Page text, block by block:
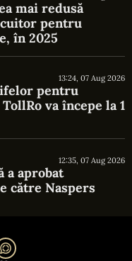
mai redusă
pentru
în 2025
13:24, 07 Aug 2026
pentru
va începe la 1
12:35, 07 Aug 2026
a aprobat
către Naspers